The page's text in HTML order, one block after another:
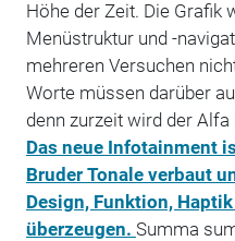
Höhe der Zeit. Die Grafik
Menüstruktur und -
mehreren Versuchen
Worte müssen darüber
denn zurzeit wird der
Das neue Infotainment
Bruder Tonale verbaut
Design, Funktion,
überzeugen. Summa